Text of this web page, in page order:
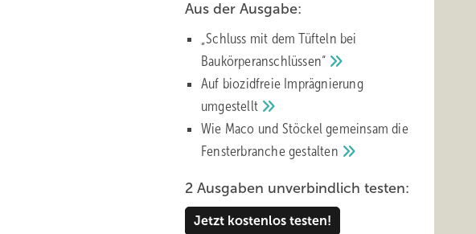
Aus der Ausgabe:
„Schluss mit d em Tüfteln bei
Baukörperanschlüssen“
Auf biozidfreie Imprägnierung
umgestellt
Wie Maco und Stöckel gemeinsam die
Fensterbranche gestalten
2 Ausgaben unverbindlich testen:
Jetzt kostenlos testen!